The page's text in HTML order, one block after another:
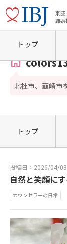
東証
結婚
ホーム 山梨県の結婚
北杜市、韮崎市
トップ
トップ
投稿日：2026/04/03
自然と笑顔にす
カウンセラーの日常